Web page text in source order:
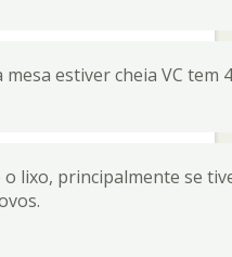
mesa estiver cheia VC
lixo, principalmente se